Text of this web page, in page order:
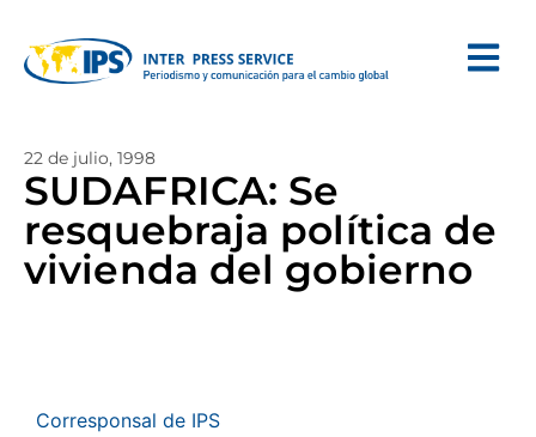
22 de julio, 1998
SUDAFRICA: Se
resquebraja política de
vivienda del gobierno
Corresponsal de IPS